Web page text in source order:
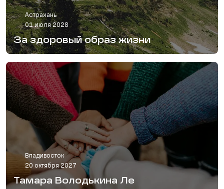
Астрахань
01 июля 2028
За здоровый образ жизни
Владивосток
20 октября 2027
Тамара Володькина Ле